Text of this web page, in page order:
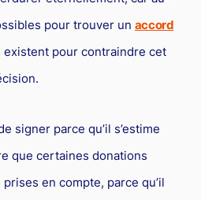
pour trouver un accord
existent pour contraindre cet
signer parce qu’il s’estime
que certaines donations
en compte, parce qu’il